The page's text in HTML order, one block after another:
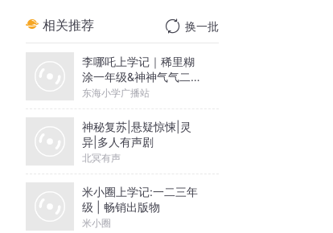
相关推荐 换一批
李哪吒上学记｜稀里糊
涂一年级&神神气气二年
级
东海小学广播站
神秘复苏|悬疑惊悚|灵
异|多人有声剧
北冥有声
米小圈上学记:一二三年
级 | 畅销出版物
米小圈